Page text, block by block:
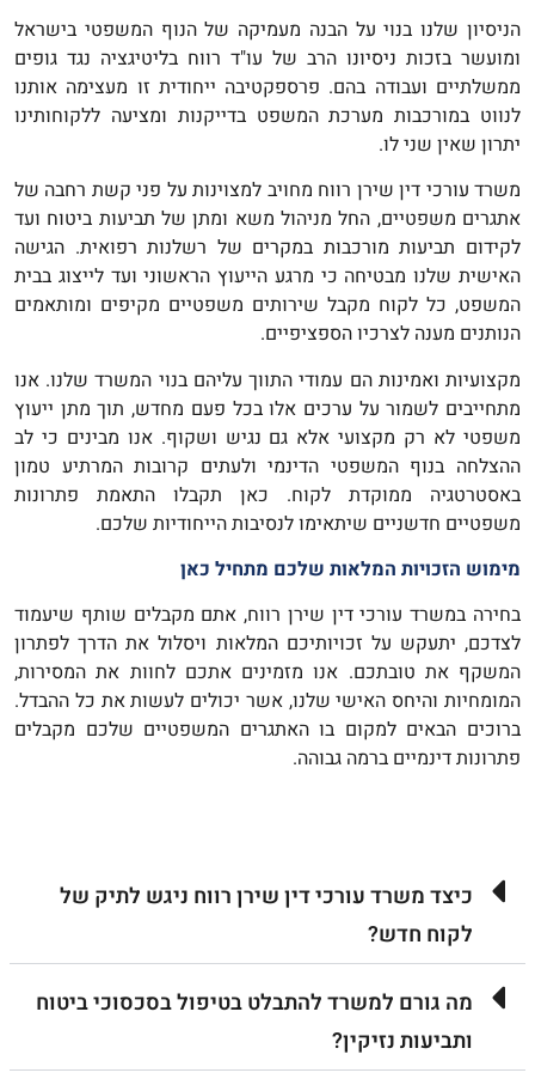
הניסיון שלנו בנוי על הבנה מעמיקה של הנוף המשפטי בישראל
ומועשר בזכות ניסיונו הרב של עו"ד רווח בליטיגציה נגד גופים
ממשלתיים ועבודה בהם. פרספקטיבה ייחודית זו מעצימה אותנו
לנווט במורכבות מערכת המשפט בדייקנות ומציעה ללקוחותינו
יתרון שאין שני לו.
משרד עורכי דין שירן רווח מחויב למצוינות על פני קשת רחבה של
אתגרים משפטיים, החל מניהול משא ומתן של תביעות ביטוח ועד
לקידום תביעות מורכבות במקרים של רשלנות רפואית. הגישה
האישית שלנו מבטיחה כי מרגע הייעוץ הראשוני ועד לייצוג בבית
המשפט, כל לקוח מקבל שירותים משפטיים מקיפים ומותאמים
הנותנים מענה לצרכיו הספציפיים.
מקצועיות ואמינות הם עמודי התווך עליהם בנוי המשרד שלנו. אנו
מתחייבים לשמור על ערכים אלו בכל פעם מחדש, תוך מתן ייעוץ
משפטי לא רק מקצועי אלא גם נגיש ושקוף. אנו מבינים כי לב
ההצלחה בנוף המשפטי הדינמי ולעתים קרובות המרתיע טמון
באסטרטגיה ממוקדת לקוח. כאן תקבלו התאמת פתרונות
משפטיים חדשניים שיתאימו לנסיבות הייחודיות שלכם.
מימוש הזכויות המלאות שלכם מתחיל כאן
בחירה במשרד עורכי דין שירן רווח, אתם מקבלים שותף שיעמוד
לצדכם, יתעקש על זכויותיכם המלאות ויסלול את הדרך לפתרון
המשקף את טובתכם. אנו מזמינים אתכם לחוות את המסירות,
המומחיות והיחס האישי שלנו, אשר יכולים לעשות את כל ההבדל.
ברוכים הבאים למקום בו האתגרים המשפטיים שלכם מקבלים
פתרונות דינמיים ברמה גבוהה.
כיצד משרד עורכי דין שירן רווח ניגש לתיק של
לקוח חדש?
מה גורם למשרד להתבלט בטיפול בסכסוכי ביטוח
ותביעות נזיקין?